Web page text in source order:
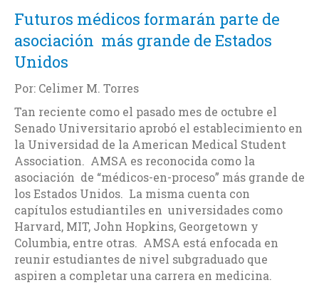
Futuros médicos formarán parte de
asociación más grande de Estados
Unidos
Por: Celimer M. Torres
Tan reciente como el pasado mes de octubre el
Senado Universitario aprobó el establecimiento en
la Universidad de la American Medical Student
Association. AMSA es reconocida como la
asociación de “médicos-en-proceso” más grande de
los Estados Unidos. La misma cuenta con
capítulos estudiantiles en universidades como
Harvard, MIT, John Hopkins, Georgetown y
Columbia, entre otras. AMSA está enfocada en
reunir estudiantes de nivel subgraduado que
aspiren a completar una carrera en medicina.